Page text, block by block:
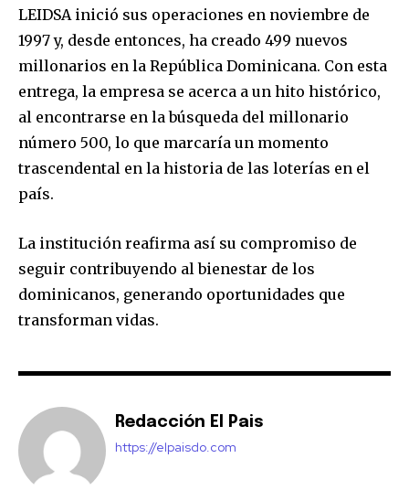
LEIDSA inició sus operaciones en noviembre de
1997 y, desde entonces, ha creado 499 nuevos
millonarios en la República Dominicana. Con esta
entrega, la empresa se acerca a un hito histórico,
al encontrarse en la búsqueda del millonario
número 500, lo que marcaría un momento
trascendental en la historia de las loterías en el
país.
La institución reafirma así su compromiso de
seguir contribuyendo al bienestar de los
dominicanos, generando oportunidades que
transforman vidas.
Redacción El Pais
https://elpaisdo.com